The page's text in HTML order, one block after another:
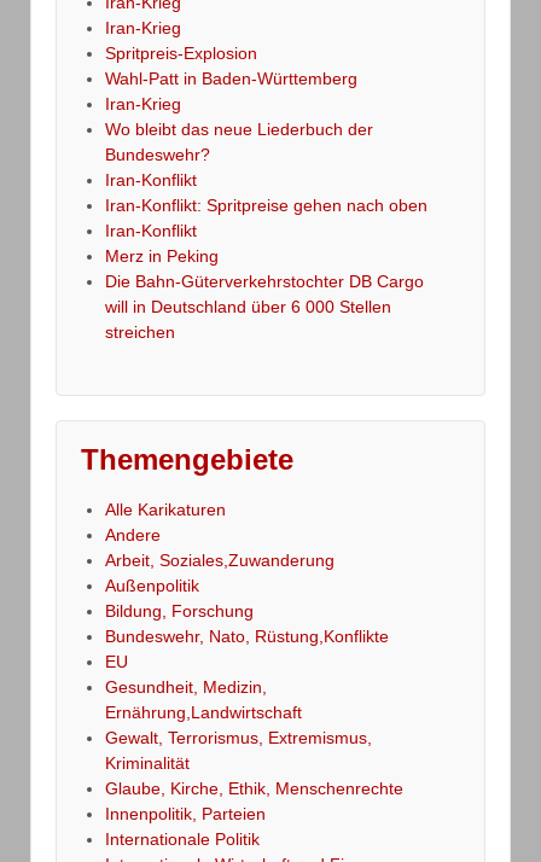
Iran-Krieg
Spritpreis-Explosion
Wahl-Patt in Baden-Württemberg
Iran-Krieg
Wo bleibt das neue Liederbuch der
Bundeswehr?
Iran-Konflikt
Iran-Konflikt: Spritpreise gehen nach oben
Iran-Konflikt
Merz in Peking
Die Bahn-Güterverkehrstochter DB Cargo
will in Deutschland über 6 000 Stellen
streichen
Themengebiete
Alle Karikaturen
Andere
Arbeit, Soziales,Zuwanderung
Außenpolitik
Bildung, Forschung
Bundeswehr, Nato, Rüstung,Konflikte
EU
Gesundheit, Medizin,
Ernährung,Landwirtschaft
Gewalt, Terrorismus, Extremismus,
Kriminalität
Glaube, Kirche, Ethik, Menschenrechte
Innenpolitik, Parteien
Internationale Politik